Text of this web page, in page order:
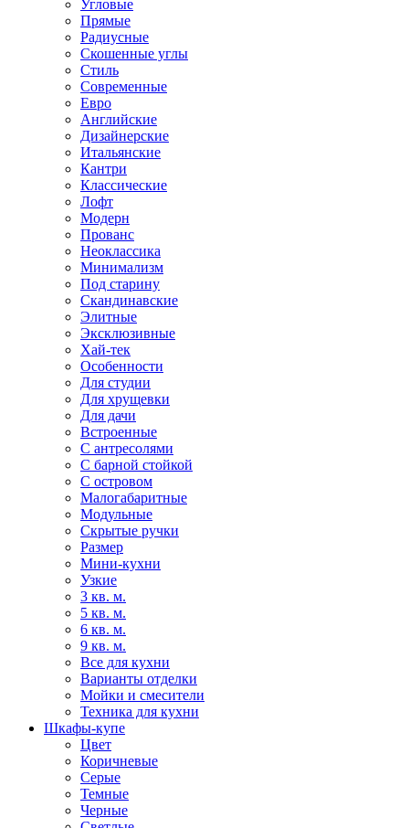
Угловые
Прямые
Радиусные
Скошенные углы
Стиль
Современные
Евро
Английские
Дизайнерские
Итальянские
Кантри
Классические
Лофт
Модерн
Прованс
Неоклассика
Минимализм
Под старину
Скандинавские
Элитные
Эксклюзивные
Хай-тек
Особенности
Для студии
Для хрущевки
Для дачи
Встроенные
С антресолями
С барной стойкой
С островом
Малогабаритные
Модульные
Скрытые ручки
Размер
Мини-кухни
Узкие
3 кв. м.
5 кв. м.
6 кв. м.
9 кв. м.
Все для кухни
Варианты отделки
Мойки и смесители
Техника для кухни
Шкафы-купе
Цвет
Коричневые
Серые
Темные
Черные